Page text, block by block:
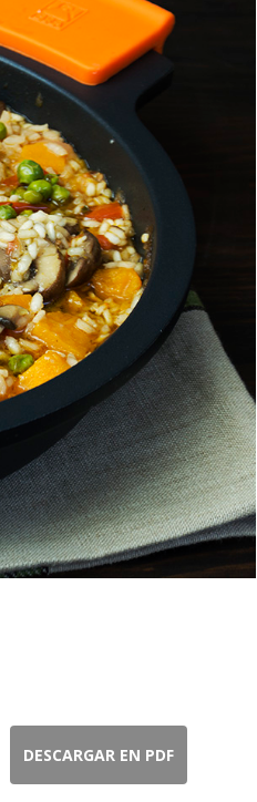
DESCARGAR EN PDF